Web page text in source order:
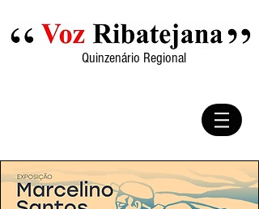
Quinzenário Regional